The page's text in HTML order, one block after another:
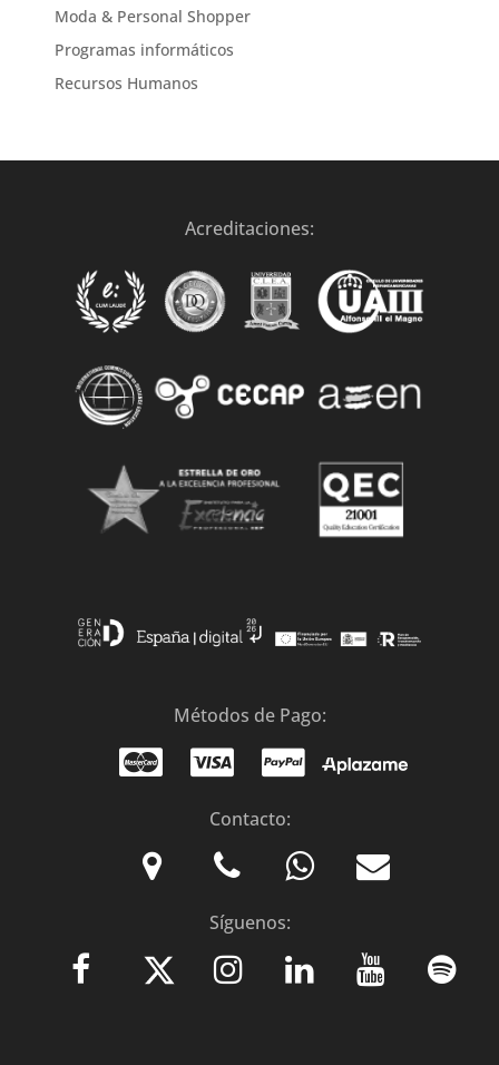
Moda & Personal Shopper
Programas informáticos
Recursos Humanos
Acreditaciones:
Métodos de Pago:
Contacto:
Síguenos: